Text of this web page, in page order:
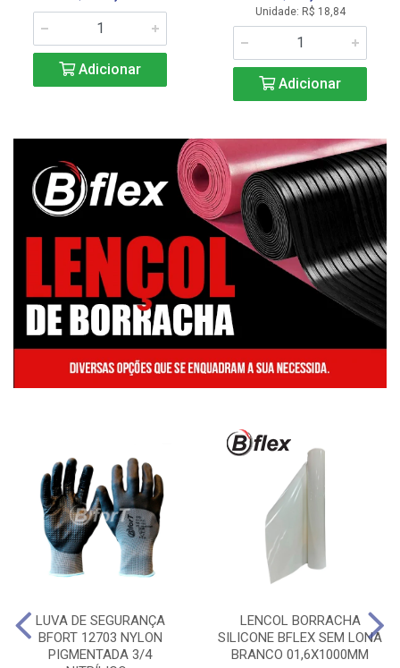
Adicionar
Unidade: R$ 18,84
Adicionar
LUVA DE SEGURANÇA
BFORT 12703 NYLON
PIGMENTADA 3/4
LENCOL BORRACHA
SILICONE BFLEX SEM LONA
BRANCO 01,6X1000MM